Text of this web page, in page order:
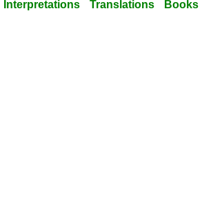
Interpretations Translations Books